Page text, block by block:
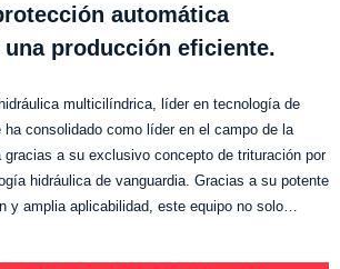
automática
producción eficiente.
multicilíndrica, líder en tecnología de
consolidado como líder en el campo de la
gracias a su exclusivo concepto de trituración por
hidráulica de vanguardia. Gracias a su potente
y amplia aplicabilidad, este equipo no solo…